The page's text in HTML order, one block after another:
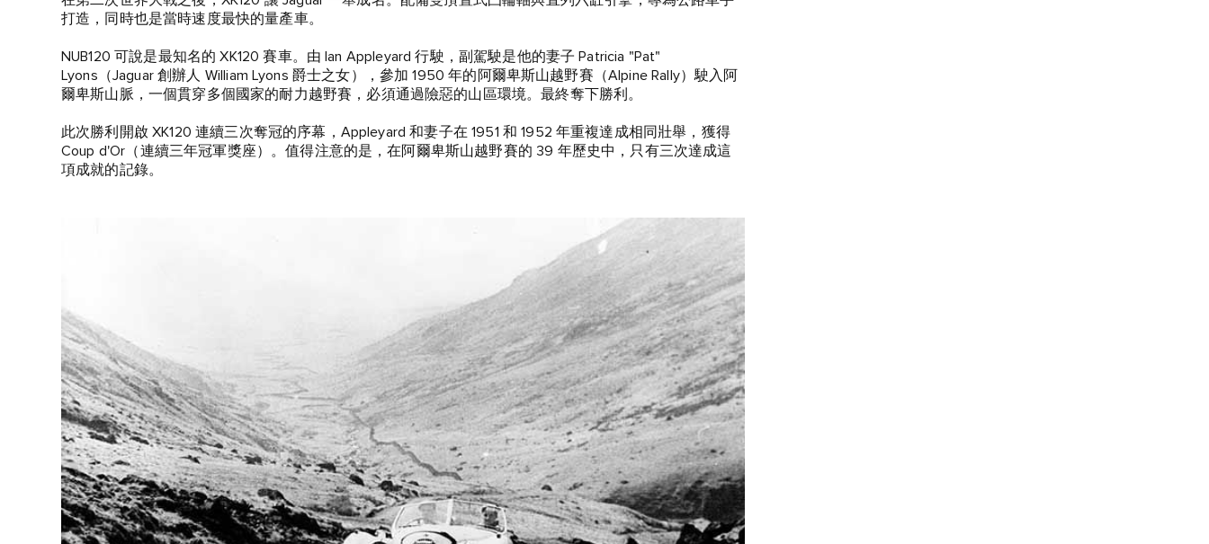
打造，同時也是當時速度最快的量產車。
NUB120 可說是最知名的 XK120 賽車。由 Ian Appleyard 行駛，副駕駛是他的妻子 Patricia "Pat"
Lyons（Jaguar 創辦人 William Lyons 爵士之女），參加 1950 年的阿爾卑斯山越野賽（Alpine Rally）駛入阿
爾卑斯山脈，一個貫穿多個國家的耐力越野賽，必須通過險惡的山區環境。最終奪下勝利。
此次勝利開啟 XK120 連續三次奪冠的序幕，Appleyard 和妻子在 1951 和 1952 年重複達成相同壯舉，獲得
Coup d'Or（連續三年冠軍獎座）。值得注意的是，在阿爾卑斯山越野賽的 39 年歷史中，只有三次達成這
項成就的記錄。